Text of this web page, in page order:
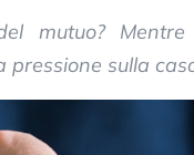
mutuo?
pressione sulla